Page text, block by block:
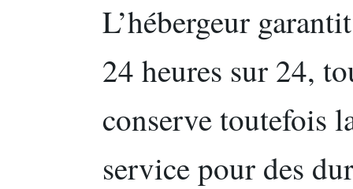
L’hébergeur
24 heures sur 24,
conserve toutefois
service pour des